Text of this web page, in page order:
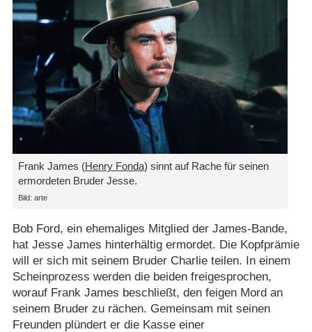
Frank James (Henry Fonda) sinnt auf Rache für seinen
ermordeten Bruder Jesse.
Bild: arte
Bob Ford, ein ehemaliges Mitglied der James-Bande,
hat Jesse James hinterhältig ermordet. Die Kopfprämie
will er sich mit seinem Bruder Charlie teilen. In einem
Scheinprozess werden die beiden freigesprochen,
worauf Frank James beschließt, den feigen Mord an
seinem Bruder zu rächen. Gemeinsam mit seinen
Freunden plündert er die Kasse einer